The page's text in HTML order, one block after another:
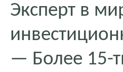
Эксперт в
— Более 15-